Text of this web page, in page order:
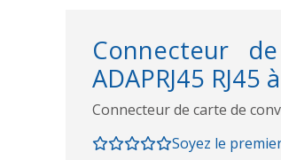
Connecteur
ADAPRJ45 RJ45
Connecteur de carte de
Soyez le